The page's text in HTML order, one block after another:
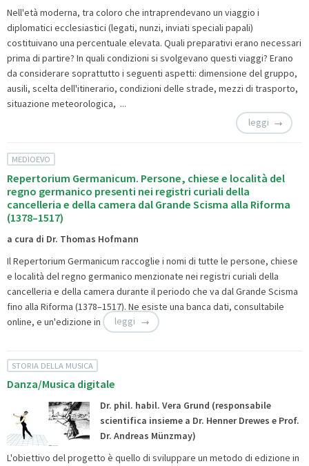
Nell'età moderna, tra coloro che intraprendevano un viaggio i
diplomatici ecclesiastici (legati, nunzi, inviati speciali papali)
costituivano una percentuale elevata. Quali preparativi erano necessari
prima di partire? In quali condizioni si svolgevano questi viaggi? Erano
da considerare soprattutto i seguenti aspetti: dimensione del gruppo,
ausili, scelta dell'itinerario, condizioni delle strade, mezzi di trasporto,
situazione meteorologica, ...
leggi
MEDIOEVO
Repertorium Germanicum. Persone, chiese e località del
regno germanico presenti nei registri curiali della
cancelleria e della camera dal Grande Scisma alla Riforma
(1378–1517)
a cura di Dr. Thomas Hofmann
Il Repertorium Germanicum raccoglie i nomi di tutte le persone, chiese
e località del regno germanico menzionate nei registri curiali della
cancelleria e della camera durante il periodo che va dal Grande Scisma
fino alla Riforma (1378–1517). Ne esiste una banca dati, consultabile
online, e un'edizione in
leggi
STORIA DELLA MUSICA
Danza/Musica digitale
Dr. phil. habil. Vera Grund (responsabile
scientifica insieme a Dr. Henner Drewes e Prof.
Dr. Andreas Münzmay)
L'obiettivo del progetto è quello di sviluppare un metodo di edizione in